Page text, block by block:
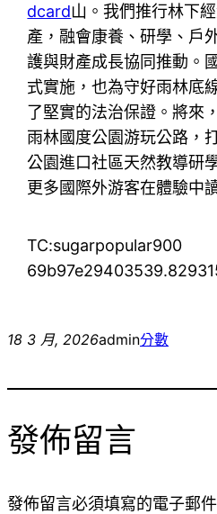
dcard山。我們推行林下
產，融會康養、研學、戶
護與財產成長協同推動。
式實施，也為守好雨林底
了堅實的法治保證。將來
雨林國度公園游玩公路，
公園進口社區天然教導研
更多國際外游客在體驗中
TC:sugarpopular900
18 3 月, 2026admin分數
發佈留言
發佈留言必須填寫的電子郵